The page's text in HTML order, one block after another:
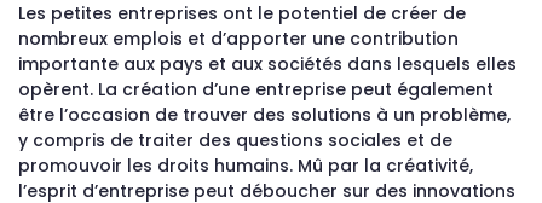
Les petites entreprises ont le potentiel de créer de
nombreux emplois et d’apporter une contribution
importante aux pays et aux sociétés dans lesquels elles
opèrent. La création d’une entreprise peut également
être l’occasion de trouver des solutions à un problème,
y compris de traiter des questions sociales et de
promouvoir les droits humains. Mû par la créativité,
l’esprit d’entreprise peut déboucher sur des innovations